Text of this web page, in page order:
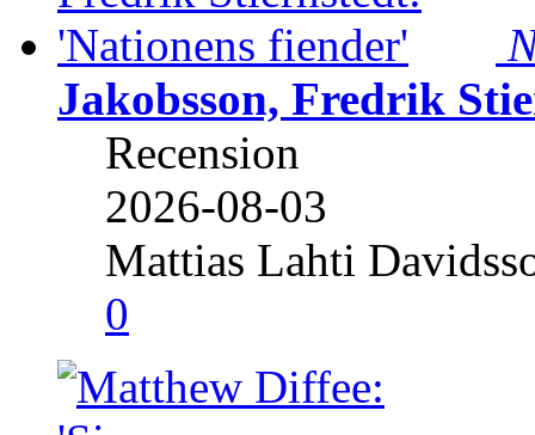
Jakobsson, Fredrik
Recension
2026-08-03
Mattias Lahti
0